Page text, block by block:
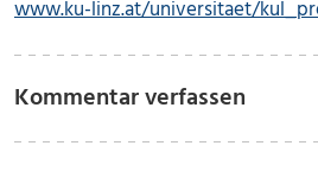
www.ku-linz.at/universitaet/
Kommentar verfassen